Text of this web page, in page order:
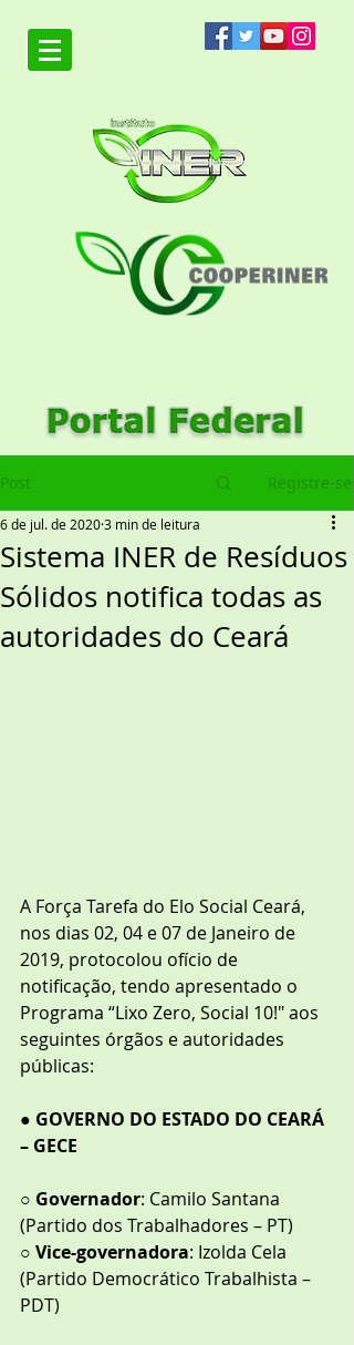
Post Registre-se
Sistema INER de Resíduos
Sólidos notifica todas as
autoridades do Ceará
6 de jul. de 20203 min de leitura
A Força Tarefa do Elo Social Ceará,
nos dias 02, 04 e 07 de Janeiro de
2019, protocolou ofício de
notificação, tendo apresentado o
Programa “Lixo Zero, Social 10!" aos
seguintes órgãos e autoridades
públicas:
● GOVERNO DO ESTADO DO CEARÁ
– GECE
○ Governador: Camilo Santana
(Partido dos Trabalhadores – PT)
○ Vice-governadora: Izolda Cela
(Partido Democrático Trabalhista –
PDT)